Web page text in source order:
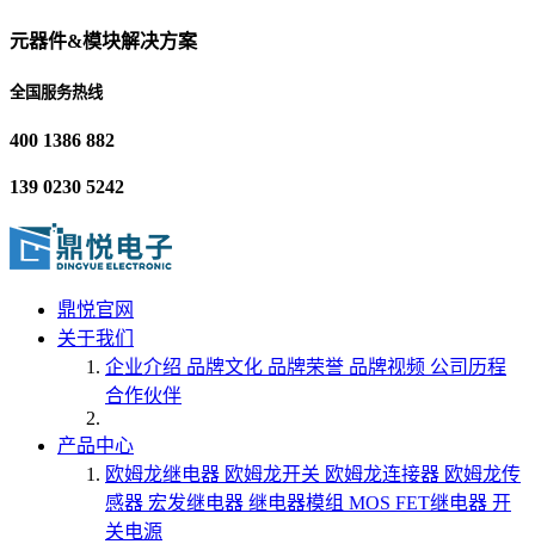
元器件&模块解决方案
全国服务热线
400 1386 882
139 0230 5242
鼎悦官网
关于我们
企业介绍 品牌文化 品牌荣誉 品牌视频 公司历程
合作伙伴
产品中心
欧姆龙继电器 欧姆龙开关 欧姆龙连接器 欧姆龙传
感器 宏发继电器 继电器模组 MOS FET继电器 开
关电源